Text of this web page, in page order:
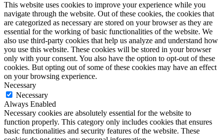
This website uses cookies to improve your experience while you
navigate through the website. Out of these cookies, the cookies that
are categorized as necessary are stored on your browser as they are
essential for the working of basic functionalities of the website. We
also use third-party cookies that help us analyze and understand how
you use this website. These cookies will be stored in your browser
only with your consent. You also have the option to opt-out of these
cookies. But opting out of some of these cookies may have an effect
on your browsing experience.
Necessary
Necessary
Always Enabled
Necessary cookies are absolutely essential for the website to
function properly. This category only includes cookies that ensures
basic functionalities and security features of the website. These